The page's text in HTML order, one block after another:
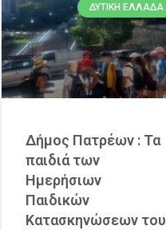
ΔΥΤΙΚΉ ΕΛΛΆΔΑ
Δήμος Πατρέων : Τα
παιδιά των
Ημερήσιων
Παιδικών
Κατασκηνώσεων του